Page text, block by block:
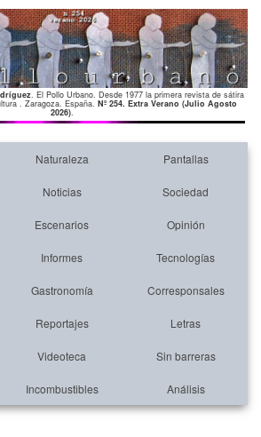
. El Pollo Urbano. Desde 1977 la primera revista de sátira
. Zaragoza. España. Nº 254. Extra Verano (Julio Agosto
2026).
Naturaleza Pantallas
Noticias Sociedad
Escenarios Opinión
Informes Tecnologías
Gastronomía Corresponsales
Reportajes Letras
Videoteca Sin barreras
Incombustibles Análisis